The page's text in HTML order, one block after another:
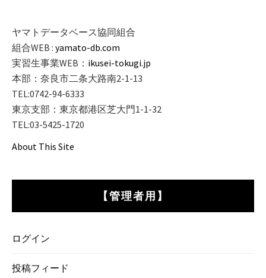
ヤマトデータベース協同組合
組合WEB : yamato-db.com
実習生事業WEB： ikusei-tokugi.jp
本部：奈良市二条大路南2-1-13
TEL:0742-94-6333
東京支部：東京都港区芝大門1-1-32
TEL:03-5425-1720
About This Site
【管理者用】
ログイン
投稿フィード